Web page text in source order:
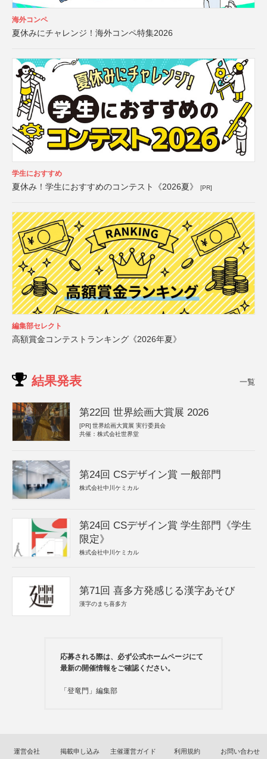
海外コンペ
夏休みにチャレンジ！海外コンペ特集2026
学生におすすめ
夏休み！学生におすすめのコンテスト《2026夏》 [PR]
編集部セレクト
高額賞金コンテストランキング《2026年夏》
結果発表 一覧
第22回 世界絵画大賞展 2026
[PR] 世界絵画大賞展 実行委員会
共催：株式会社世界堂
第24回 CSデザイン賞 一般部門
株式会社中川ケミカル
第24回 CSデザイン賞 学生部門《学生
限定》
株式会社中川ケミカル
第71回 喜多方発感じる漢字あそび
漢字のまち喜多方
応募される際は、必ず公式ホームページにて
最新の開催情報をご確認ください。
「登竜門」編集部
運営会社 掲載申し込み 主催運営ガイド 利用規約 お問い合わせ